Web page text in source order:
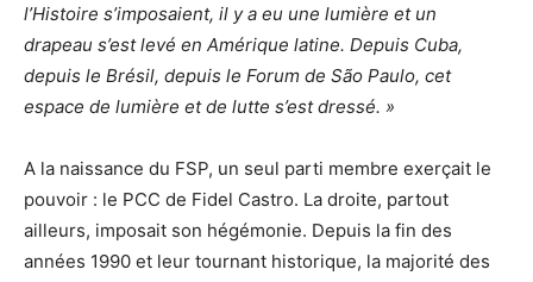
l’Histoire s’imposaient, il y a eu une lumière et un
drapeau s’est levé en Amérique latine. Depuis Cuba,
depuis le Brésil, depuis le Forum de São Paulo, cet
espace de lumière et de lutte s’est dressé. »
A la naissance du FSP, un seul parti membre exerçait le
pouvoir : le PCC de Fidel Castro. La droite, partout
ailleurs, imposait son hégémonie. Depuis la fin des
années 1990 et leur tournant historique, la majorité des